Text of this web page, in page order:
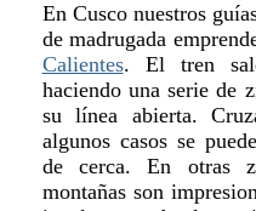
En Cusco nuestros
de madrugada
Calientes. El tren
haciendo una serie de
su línea abierta.
algunos casos se
de cerca. En otras
montañas son